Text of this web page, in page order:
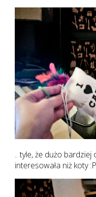
.. tyle, że dużo bardziej
interesowała niż koty :P